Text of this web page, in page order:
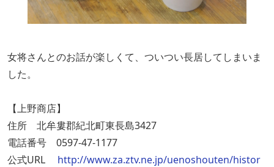
女将さんとのお話が楽しくて、ついつい長居してしまいま
した。
【上野商店】
住所 北牟婁郡紀北町東長島3427
電話番号 0597-47-1177
公式URL http://www.za.ztv.ne.jp/uenoshouten/histor